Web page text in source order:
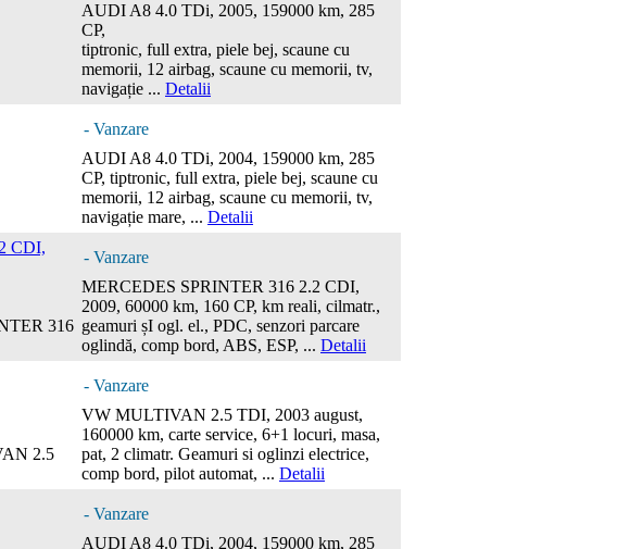
AUDI A8 4.0 TDi, 2005, 159000 km, 285
CP,
tiptronic, full extra, piele bej, scaune cu
memorii, 12 airbag, scaune cu memorii, tv,
navigație ... Detalii
- Vanzare
AUDI A8 4.0 TDi, 2004, 159000 km, 285
CP, tiptronic, full extra, piele bej, scaune cu
memorii, 12 airbag, scaune cu memorii, tv,
navigație mare, ... Detalii
CDI,
- Vanzare
316
MERCEDES SPRINTER 316 2.2 CDI,
2009, 60000 km, 160 CP, km reali, cilmatr.,
geamuri șI ogl. el., PDC, senzori parcare
oglindă, comp bord, ABS, ESP, ... Detalii
- Vanzare
2.5
VW MULTIVAN 2.5 TDI, 2003 august,
160000 km, carte service, 6+1 locuri, masa,
pat, 2 climatr. Geamuri si oglinzi electrice,
comp bord, pilot automat, ... Detalii
- Vanzare
AUDI A8 4.0 TDi, 2004, 159000 km, 285